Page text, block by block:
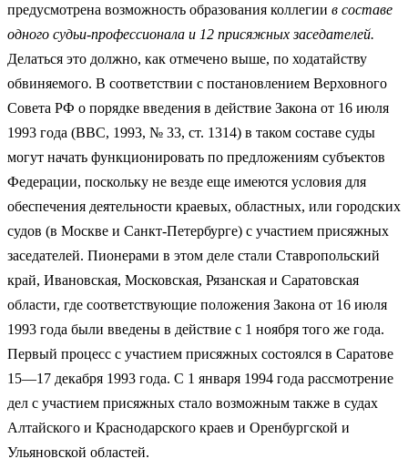
предусмотрена воз­можность образования коллегии в составе
одного судьи-профессионала и 12 присяжных заседателей.
Делаться это должно, как отмечено выше, по ходатайству
обвиняемого. В соот­ветствии с постановлением Верховного
Совета РФ о порядке введе­ния в действие Закона от 16 июля
1993 года (ВВС, 1993, № 33, ст. 1314) в таком составе суды
могут начать функционировать по пред­ложениям субъектов
Федерации, поскольку не везде еще имеются условия для
обеспечения деятельности краевых, областных, или го­родских
судов (в Москве и Санкт-Петербурге) с участием присяжных
заседателей. Пионерами в этом деле стали Ставропольский
край, Ивановская, Московская, Рязанская и Саратовская
области, где соот­ветствующие положения Закона от 16 июля
1993 года были введены в действие с 1 ноября того же года.
Первый процесс с участием при­сяжных состоялся в Саратове
15—17 декабря 1993 года. С 1 января 1994 года рассмотрение
дел с участием присяжных стало возмож­ным также в судах
Алтайского и Краснодарского краев и Оренбург­ской и
Ульяновской областей.